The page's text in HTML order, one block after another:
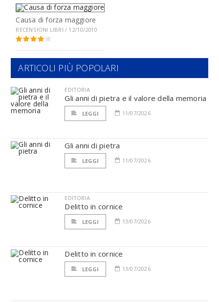
Causa di forza maggiore
RECENSIONI LIBRI / 12/10/2010
ARTICOLI PIÙ POPOLARI
EDITORIA
Gli anni di pietra e il valore della memoria
LEGGI 11/07/2026
Gli anni di pietra
LEGGI 11/07/2026
EDITORIA
Delitto in cornice
LEGGI 13/07/2026
Delitto in cornice
LEGGI 13/07/2026